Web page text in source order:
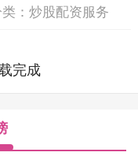
：炒股配资服务
完成